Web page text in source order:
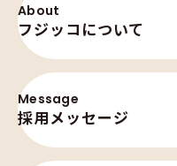
About
フジッコについて
Message
採用メッセージ